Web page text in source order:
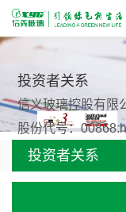
投资者关系
信义玻璃控股有限
股份代号：
投资者关系